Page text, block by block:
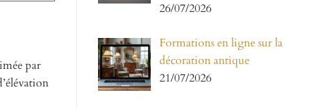
par
26/07/2026
Formations en ligne sur la
décoration antique
21/07/2026